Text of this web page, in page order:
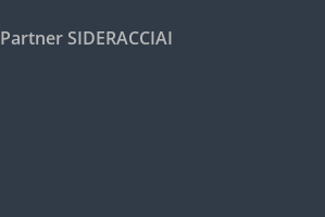
Partner SIDERACCIAI